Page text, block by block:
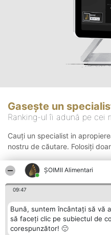
ŞOIMII Alimentari
09:47
Bună, suntem încântați să vă
să faceți clic pe subiectul de
corespunzător! 🙂
Gasește un
Ranking-ul îi adună pe cei
Cauți un specialist in
nostru de căutare. Folosiți